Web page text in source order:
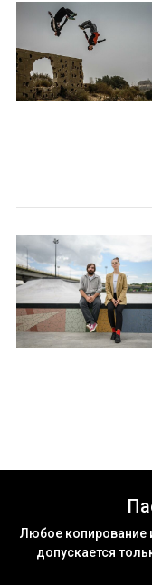
Любое копирование
допускается